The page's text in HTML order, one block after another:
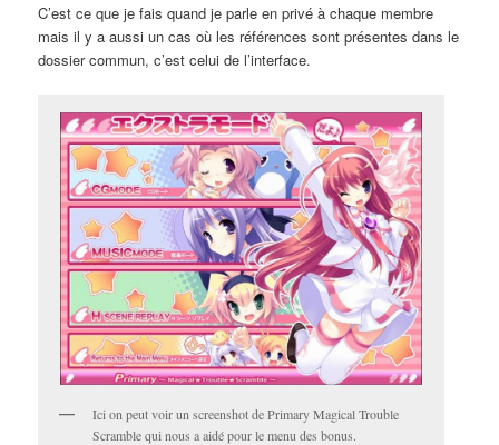
C’est ce que je fais quand je parle en privé à chaque membre
mais il y a aussi un cas où les références sont présentes dans le
dossier commun, c’est celui de l’interface.
Ici on peut voir un screenshot de Primary Magical Trouble
Scramble qui nous a aidé pour le menu des bonus.